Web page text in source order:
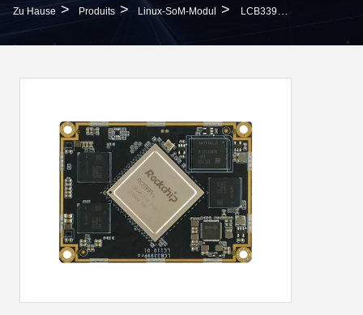
Zu Hause > Produits > Linux-SoM-Modul > LCB3399 Linux SoM Modul System Mit PMU RK808 Unterstützt Eine Vielzahl Von Stromversorgungen